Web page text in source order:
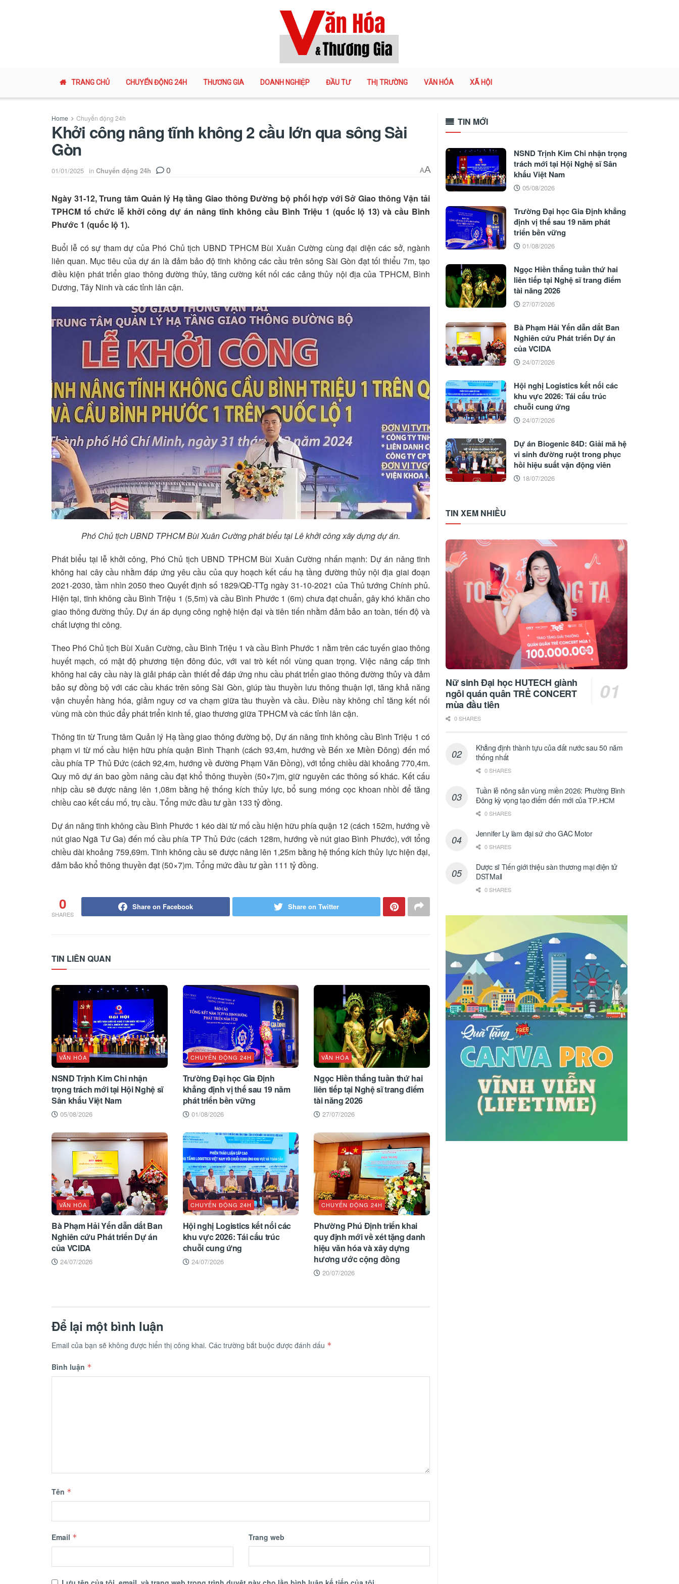
TRANG CHỦ CHUYỂN ĐỘNG 24H THƯƠNG GIA DOANH NGHIỆP ĐẦU TƯ THỊ TRƯỜNG VĂN HÓA XÃ HỘI
Home Chuyển động 24h
Khởi công nâng tĩnh không 2 cầu lớn qua sông Sài
Gòn
01/01/2025 in Chuyển động 24h 0 AA
Ngày 31-12, Trung tâm Quản lý Hạ tầng Giao thông Đường bộ phối hợp với Sở Giao thông Vận tải
TPHCM tổ chức lễ khởi công dự án nâng tĩnh không cầu Bình Triệu 1 (quốc lộ 13) và cầu Bình
Phước 1 (quốc lộ 1).
Buổi lễ có sự tham dự của Phó Chủ tịch UBND TPHCM Bùi Xuân Cường cùng đại diện các sở, ngành
liên quan. Mục tiêu của dự án là đảm bảo độ tĩnh không các cầu trên sông Sài Gòn đạt tối thiểu 7m, tạo
điều kiện phát triển giao thông đường thủy, tăng cường kết nối các cảng thủy nội địa của TPHCM, Bình
Dương, Tây Ninh và các tỉnh lân cận.
Phó Chủ tịch UBND TPHCM Bùi Xuân Cường phát biểu tại Lê khởi công xây dựng dự án.
Phát biểu tại lễ khởi công, Phó Chủ tịch UBND TPHCM Bùi Xuân Cường nhấn mạnh: Dự án nâng tĩnh
không hai cây cầu nhằm đáp ứng yêu cầu của quy hoạch kết cấu hạ tầng đường thủy nội địa giai đoạn
2021-2030, tầm nhìn 2050 theo Quyết định số 1829/QĐ-TTg ngày 31-10-2021 của Thủ tướng Chính phủ.
Hiện tại, tĩnh không cầu Bình Triệu 1 (5,5m) và cầu Bình Phước 1 (6m) chưa đạt chuẩn, gây khó khăn cho
giao thông đường thủy. Dự án áp dụng công nghệ hiện đại và tiên tiến nhằm đảm bảo an toàn, tiến độ và
chất lượng thi công.
Theo Phó Chủ tịch Bùi Xuân Cường, cầu Bình Triệu 1 và cầu Bình Phước 1 nằm trên các tuyến giao thông
huyết mạch, có mật độ phương tiện đông đúc, với vai trò kết nối vùng quan trọng. Việc nâng cấp tĩnh
không hai cây cầu này là giải pháp cần thiết để đáp ứng nhu cầu phát triển giao thông đường thủy và đảm
bảo sự đồng bộ với các cầu khác trên sông Sài Gòn, giúp tàu thuyền lưu thông thuận lợi, tăng khả năng
vận chuyển hàng hóa, giảm nguy cơ va chạm giữa tàu thuyền và cầu. Điều này không chỉ tăng kết nối
vùng mà còn thúc đẩy phát triển kinh tế, giao thương giữa TPHCM và các tỉnh lân cận.
Thông tin từ Trung tâm Quản lý Hạ tầng giao thông đường bộ, Dự án nâng tĩnh không cầu Bình Triệu 1 có
phạm vi từ mố cầu hiện hữu phía quận Bình Thạnh (cách 93,4m, hướng về Bến xe Miền Đông) đến mố
cầu phía TP Thủ Đức (cách 92,4m, hướng về đường Phạm Văn Đồng), với tổng chiều dài khoảng 770,4m.
Quy mô dự án bao gồm nâng cầu đạt khổ thông thuyền (50×7)m, giữ nguyên các thông số khác. Kết cấu
nhịp cầu sẽ được nâng lên 1,08m bằng hệ thống kích thủy lực, bổ sung móng cọc khoan nhồi để tăng
chiều cao kết cấu mố, trụ cầu. Tổng mức đầu tư gần 133 tỷ đồng.
Dự án nâng tĩnh không cầu Bình Phước 1 kéo dài từ mố cầu hiện hữu phía quận 12 (cách 152m, hướng về
nút giao Ngã Tư Ga) đến mố cầu phía TP Thủ Đức (cách 128m, hướng về nút giao Bình Phước), với tổng
chiều dài khoảng 759,69m. Tĩnh không cầu sẽ được nâng lên 1,25m bằng hệ thống kích thủy lực hiện đại,
đảm bảo khổ thông thuyền đạt (50×7)m. Tổng mức đầu tư gần 111 tỷ đồng.
0
SHARES
Share on Facebook Share on Twitter
TIN LIÊN QUAN
VĂN HÓA
NSND Trịnh Kim Chi nhận
trọng trách mới tại Hội Nghệ sĩ
Sân khấu Việt Nam
05/08/2026
CHUYỂN ĐỘNG 24H
Trường Đại học Gia Định
khẳng định vị thế sau 19 năm
phát triển bền vững
01/08/2026
VĂN HÓA
Ngọc Hiền thắng tuần thứ hai
liên tiếp tại Nghệ sĩ trang điểm
tài năng 2026
27/07/2026
VĂN HÓA
Bà Phạm Hải Yến dẫn dắt Ban
Nghiên cứu Phát triển Dự án
của VCIDA
24/07/2026
CHUYỂN ĐỘNG 24H
Hội nghị Logistics kết nối các
khu vực 2026: Tái cấu trúc
chuỗi cung ứng
24/07/2026
CHUYỂN ĐỘNG 24H
Phường Phú Định triển khai
quy định mới về xét tặng danh
hiệu văn hóa và xây dựng
hương ước cộng đồng
20/07/2026
Để lại một bình luận
Email của bạn sẽ không được hiển thị công khai. Các trường bắt buộc được đánh dấu *
Bình luận *
Tên *
Email * Trang web
TIN MỚI
NSND Trịnh Kim Chi nhận trọng
trách mới tại Hội Nghệ sĩ Sân
khấu Việt Nam
05/08/2026
Trường Đại học Gia Định khẳng
định vị thế sau 19 năm phát
triển bền vững
01/08/2026
Ngọc Hiền thắng tuần thứ hai
liên tiếp tại Nghệ sĩ trang điểm
tài năng 2026
27/07/2026
Bà Phạm Hải Yến dẫn dắt Ban
Nghiên cứu Phát triển Dự án
của VCIDA
24/07/2026
Hội nghị Logistics kết nối các
khu vực 2026: Tái cấu trúc
chuỗi cung ứng
24/07/2026
Dự án Biogenic 84D: Giải mã hệ
vi sinh đường ruột trong phục
hồi hiệu suất vận động viên
18/07/2026
TIN XEM NHIỀU
Nữ sinh Đại học HUTECH giành
ngôi quán quân TRẺ CONCERT
mùa đầu tiên
0 SHARES
Khẳng định thành tựu của đất nước sau 50 năm
thống nhất
0 SHARES
Tuần lễ nông sản vùng miền 2026: Phường Bình
Đông kỳ vọng tạo điểm đến mới của ТР.НСМ
0 SHARES
Jennifer Ly làm đại sứ cho GAC Motor
0 SHARES
Dược sĩ Tiến giới thiệu sàn thương mại điện tử
DSTMall
0 SHARES